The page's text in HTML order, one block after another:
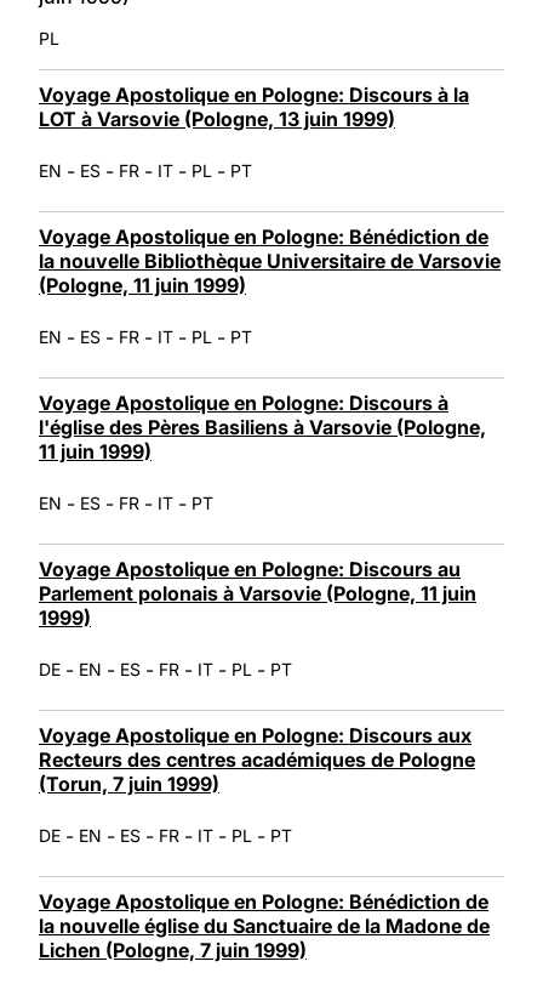
PL
Voyage Apostolique en Pologne: Discours à la
LOT à Varsovie (Pologne, 13 juin 1999)
EN - ES - FR - IT - PL - PT
Voyage Apostolique en Pologne: Bénédiction de
la nouvelle Bibliothèque Universitaire de Varsovie
(Pologne, 11 juin 1999)
EN - ES - FR - IT - PL - PT
Voyage Apostolique en Pologne: Discours à
l'église des Pères Basiliens à Varsovie (Pologne,
11 juin 1999)
EN - ES - FR - IT - PT
Voyage Apostolique en Pologne: Discours au
Parlement polonais à Varsovie (Pologne, 11 juin
1999)
DE - EN - ES - FR - IT - PL - PT
Voyage Apostolique en Pologne: Discours aux
Recteurs des centres académiques de Pologne
(Torun, 7 juin 1999)
DE - EN - ES - FR - IT - PL - PT
Voyage Apostolique en Pologne: Bénédiction de
la nouvelle église du Sanctuaire de la Madone de
Lichen (Pologne, 7 juin 1999)